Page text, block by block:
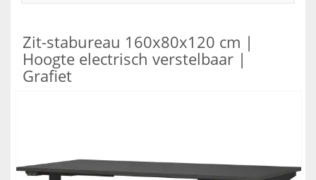
Zit-stabureau 160x80x120 cm |
Hoogte electrisch verstelbaar |
Grafiet